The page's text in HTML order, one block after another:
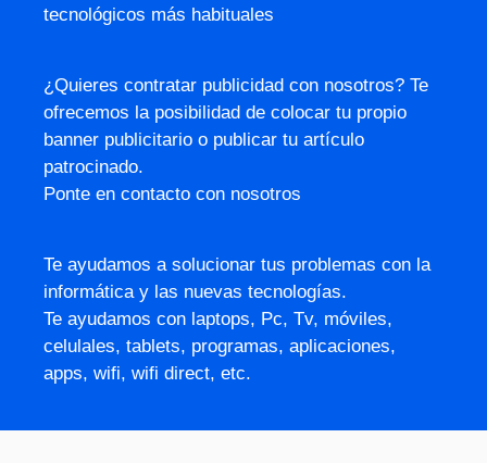
tecnológicos más habituales
¿Quieres contratar publicidad con nosotros? Te
ofrecemos la posibilidad de colocar tu propio
banner publicitario o publicar tu artículo
patrocinado.
Ponte en contacto con nosotros
Te ayudamos a solucionar tus problemas con la
informática y las nuevas tecnologías.
Te ayudamos con laptops, Pc, Tv, móviles,
celulales, tablets, programas, aplicaciones,
apps, wifi, wifi direct, etc.